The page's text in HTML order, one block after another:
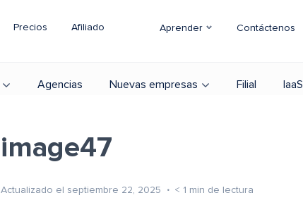
Precios Afiliado Aprender Contáctenos
Agencias Nuevas empresas Filial IaaS
image47
Actualizado el septiembre 22, 2025 < 1 min de lectura